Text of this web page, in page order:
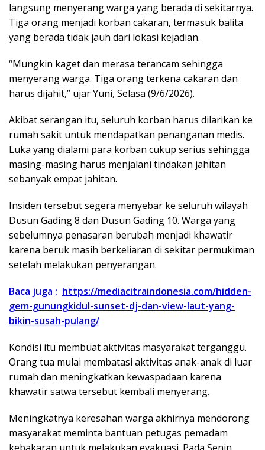
langsung menyerang warga yang berada di sekitarnya.
Tiga orang menjadi korban cakaran, termasuk balita
yang berada tidak jauh dari lokasi kejadian.
“Mungkin kaget dan merasa terancam sehingga
menyerang warga. Tiga orang terkena cakaran dan
harus dijahit,” ujar Yuni, Selasa (9/6/2026).
Akibat serangan itu, seluruh korban harus dilarikan ke
rumah sakit untuk mendapatkan penanganan medis.
Luka yang dialami para korban cukup serius sehingga
masing-masing harus menjalani tindakan jahitan
sebanyak empat jahitan.
Insiden tersebut segera menyebar ke seluruh wilayah
Dusun Gading 8 dan Dusun Gading 10. Warga yang
sebelumnya penasaran berubah menjadi khawatir
karena beruk masih berkeliaran di sekitar permukiman
setelah melakukan penyerangan.
Baca juga : https://mediacitraindonesia.com/hidden-
gem-gunungkidul-sunset-dj-dan-view-laut-yang-
bikin-susah-pulang/
Kondisi itu membuat aktivitas masyarakat terganggu.
Orang tua mulai membatasi aktivitas anak-anak di luar
rumah dan meningkatkan kewaspadaan karena
khawatir satwa tersebut kembali menyerang.
Meningkatnya keresahan warga akhirnya mendorong
masyarakat meminta bantuan petugas pemadam